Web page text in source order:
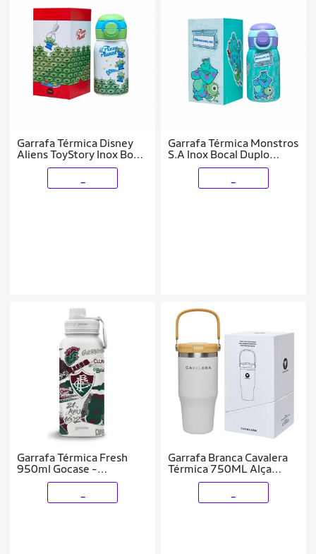
Garrafa Térmica Disney
Aliens ToyStory Inox Bocal
Duplo 500ML
Garrafa Térmica Monstros
S.A Inox Bocal Duplo
500ML
Garrafa Térmica Fresh
950ml Gocase -
Fluminense - Colagem
Garrafa Branca Cavalera
Térmica 750ML Alça
Reforçada